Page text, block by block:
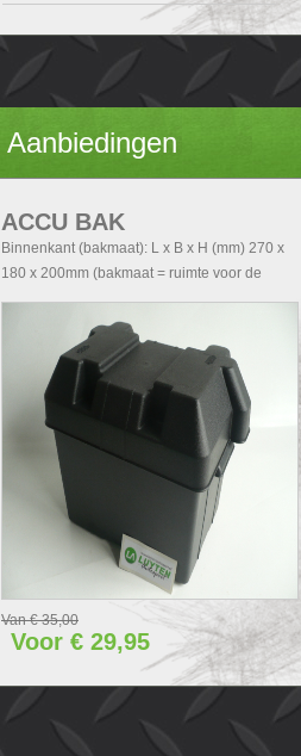
Aanbiedingen
ACCU BAK
Binnenkant (bakmaat): L x B x H (mm) 270 x
180 x 200mm (bakmaat = ruimte voor de
accu). Buitenkant (Totale afmetingen accubak
exclusief deksel): - Zonder handvatten L x B x
H (mm) 290x200x210 - Met handvatten L x B
x H (mm) 340x200x210. Buitenkant (Totale
afmetingen accubak inclusief deksel): L x B x
H (mm) 340x240x280.
Van € 35,00
Voor € 29,95